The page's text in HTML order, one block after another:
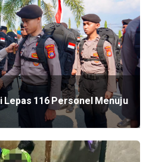
Lepas 116 Personel Menuju